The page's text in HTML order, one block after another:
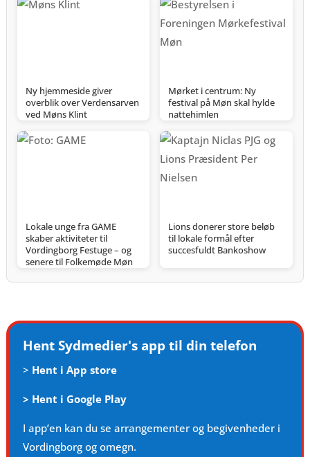
Ny hjemmeside giver
overblik over Verdensarven
ved Møns Klint
Mørket i centrum: Ny
festival på Møn skal hylde
nattehimlen
Lokale unge fra GAME
skaber aktiviteter til
Vordingborg Festuge – og
senere til Folkemøde Møn
Lions donerer store beløb
til lokale formål efter
succesfuldt Bankoshow
Hent Sydmedier's app til din telefon
> Hent i App store
> Hent i Google Play
I app’en kan du se arrangementer og begivenheder i
Vordingborg og omegn.